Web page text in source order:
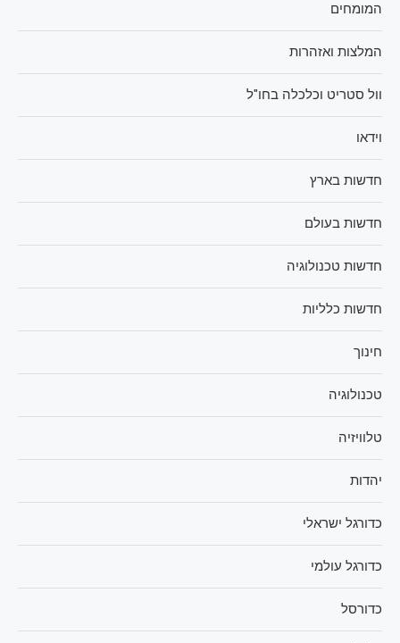
המומחים
המלצות ואזהרות
וול סטריט וכלכלה בחו"ל
וידאו
חדשות בארץ
חדשות בעולם
חדשות טכנולוגיה
חדשות כלליות
חינוך
טכנולוגיה
טלוויזיה
יהדות
כדורגל ישראלי
כדורגל עולמי
כדורסל